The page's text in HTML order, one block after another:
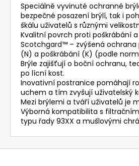
Speciálně vyvinuté ochranné
bezpečné posazení brýlí, tak i
škálu uživatelů s různými
Kvalitní povrch proti poškrábání
Scotchgard™ – zvýšená
(N) a poškrábání (K) (podle
Brýle zajišťují o boční ochranu,
po lícní kost.
Inovativní postranice pomáhají
uchem a tím zvyšují uživatelský
Mezi brýlemi a tváří uživatelů je
Výborná kompatibilita s
typu řady 93XX a mušlovými
Z